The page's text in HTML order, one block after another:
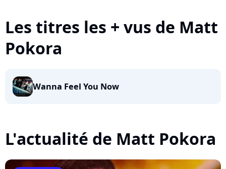
Les titres les + vus de Matt
Pokora
Wanna Feel You Now
L'actualité de Matt Pokora